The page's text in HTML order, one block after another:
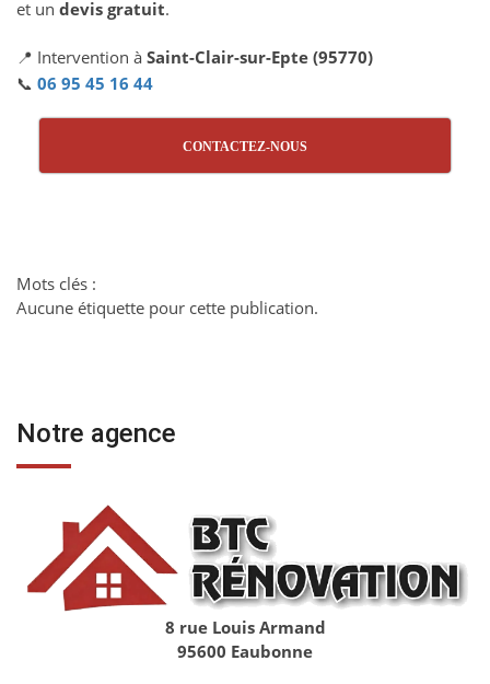
et un devis gratuit.
📍 Intervention à Saint-Clair-sur-Epte (95770)
📞 06 95 45 16 44
CONTACTEZ-NOUS
Mots clés :
Aucune étiquette pour cette publication.
Notre agence
8 rue Louis Armand
95600 Eaubonne